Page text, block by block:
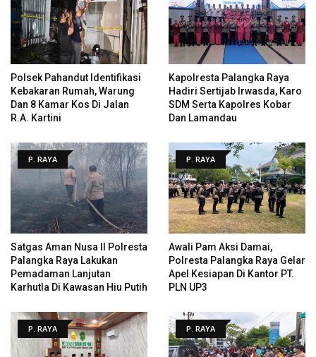
Polsek Pahandut Identifikasi
Kebakaran Rumah, Warung
Dan 8 Kamar Kos Di Jalan
R.A. Kartini
Kapolresta Palangka Raya
Hadiri Sertijab Irwasda, Karo
SDM Serta Kapolres Kobar
Dan Lamandau
P. RAYA
Satgas Aman Nusa II Polresta
Palangka Raya Lakukan
Pemadaman Lanjutan
Karhutla Di Kawasan Hiu Putih
P. RAYA
Awali Pam Aksi Damai,
Polresta Palangka Raya Gelar
Apel Kesiapan Di Kantor PT.
PLN UP3
P. RAYA P. RAYA